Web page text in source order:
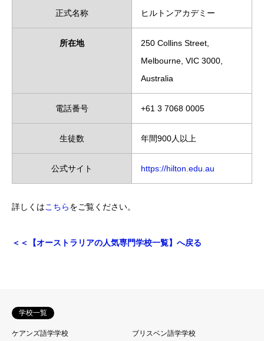
正式名称 ヒルトンアカデミー
所在地
250 Collins Street,
Melbourne, VIC 3000,
Australia
電話番号 +61 3 7068 0005
生徒数 年間900人以上
公式サイト https://hilton.edu.au
詳しくはこちらをご覧ください。
＜＜【オーストラリアの人気専門学校一覧】へ戻る
学校一覧
ケアンズ語学学校
ブリスベン語学学校